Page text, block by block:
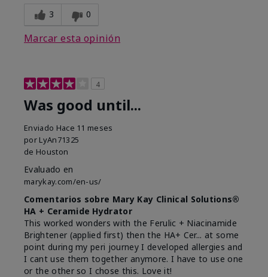
3 0
Marcar esta opinión
4
Was good until...
Enviado Hace 11 meses
por LyAn71325
de Houston
Evaluado en
marykay.com/en-us/
Comentarios sobre Mary Kay Clinical Solutions®
HA + Ceramide Hydrator
This worked wonders with the Ferulic + Niacinamide
Brightener (applied first) then the HA+ Cer... at some
point during my peri journey I developed allergies and
I cant use them together anymore. I have to use one
or the other so I chose this. Love it!